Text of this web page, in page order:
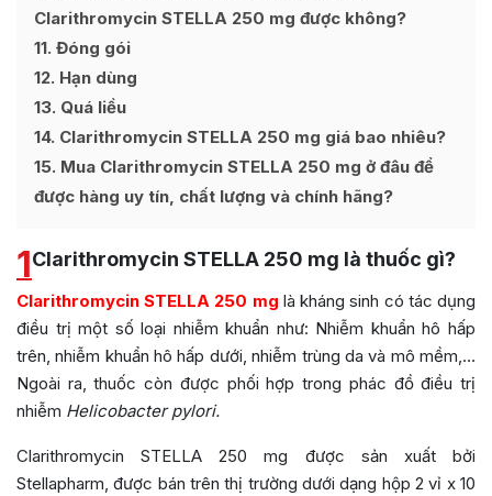
Clarithromycin STELLA 250 mg được không?
11 Đóng gói
12 Hạn dùng
13 Quá liều
14 Clarithromycin STELLA 250 mg giá bao nhiêu?
15 Mua Clarithromycin STELLA 250 mg ở đâu để
được hàng uy tín, chất lượng và chính hãng?
1Clarithromycin STELLA 250 mg là thuốc gì?
Clarithromycin STELLA 250 mg là kháng sinh có tác dụng
điều trị một số loại nhiễm khuẩn như: Nhiễm khuẩn hô hấp
trên, nhiễm khuẩn hô hấp dưới, nhiễm trùng da và mô mềm,…
Ngoài ra, thuốc còn được phối hợp trong phác đồ điều trị
nhiễm Helicobacter pylori.
Clarithromycin STELLA 250 mg được sản xuất bởi
Stellapharm, được bán trên thị trường dưới dạng hộp 2 vỉ x 10